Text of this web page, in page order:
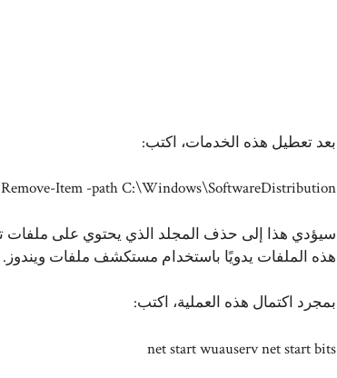
بعد تعطيل هذه الخدمات، اكتب:
Remove-Item -path C:\Windows\SoftwareDistribution
هذه الملفات يدويًا باستخدام مستكشف ملفات ويندوز.
بمجرد اكتمال هذه العملية، اكتب:
net start wuauserv net start bits